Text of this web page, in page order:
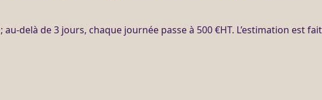
; au-delà de 3 jours, chaque journée passe à 500 €HT. L’estimation est